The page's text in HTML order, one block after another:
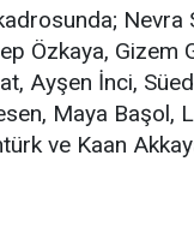
Özkaya, Gizem
Ayşen İnci,
Maya Başol,
ve Kaan